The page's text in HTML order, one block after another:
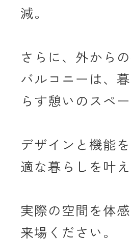
減。
さらに、外から
バルコニーは、
らす憩いのスペー
デザインと機能
適な暮らしを叶え
実際の空間を体
来場ください。